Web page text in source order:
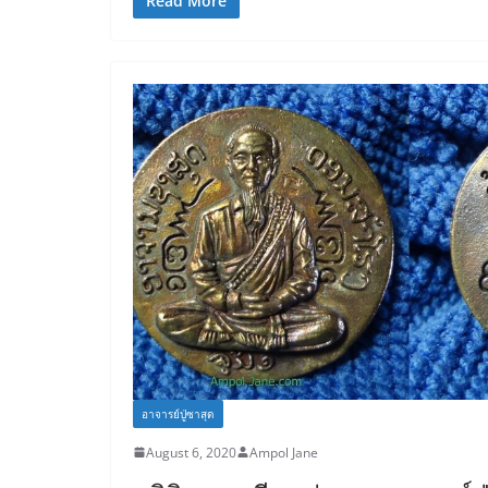
c
b
o
o
k
itt
อาจารย์ปู่ซาสุด
August 6, 2020 Ampol Jane